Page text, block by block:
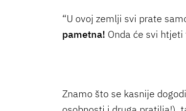
“U ovoj zemlji svi prate
pametna! Onda će svi
Znamo što se kasnije